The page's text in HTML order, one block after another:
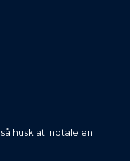
husk at indtale en